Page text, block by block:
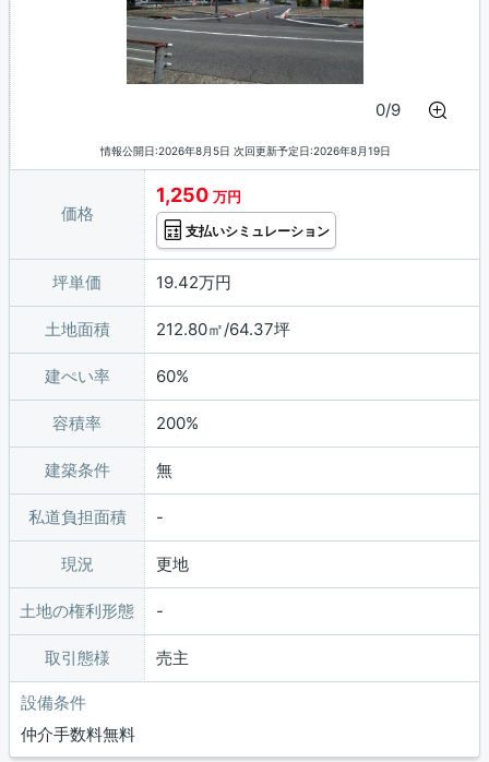
0/9
情報公開日:2026年8月5日 次回更新予定日:2026年8月19日
価格
1,250 万円
支払いシミュレーション
坪単価 19.42万円
土地面積 212.80㎡/64.37坪
建ぺい率 60%
容積率 200%
建築条件 無
私道負担面積
現況 更地
土地の権利形態
取引態様 売主
設備条件
仲介手数料無料